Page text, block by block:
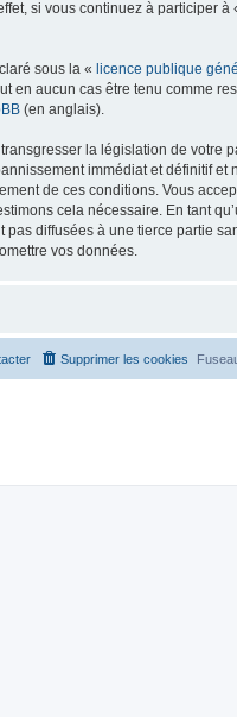
si vous continuez à participer à
sous la « licence publique
en aucun cas être tenu comme
(en anglais).
la législation de votre
immédiat et définitif et
de ces conditions. Vous
cela nécessaire. En tant
diffusées à une tierce partie
vos données.
Supprimer les cookies